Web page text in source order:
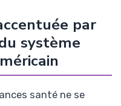
par
système
santé ne se